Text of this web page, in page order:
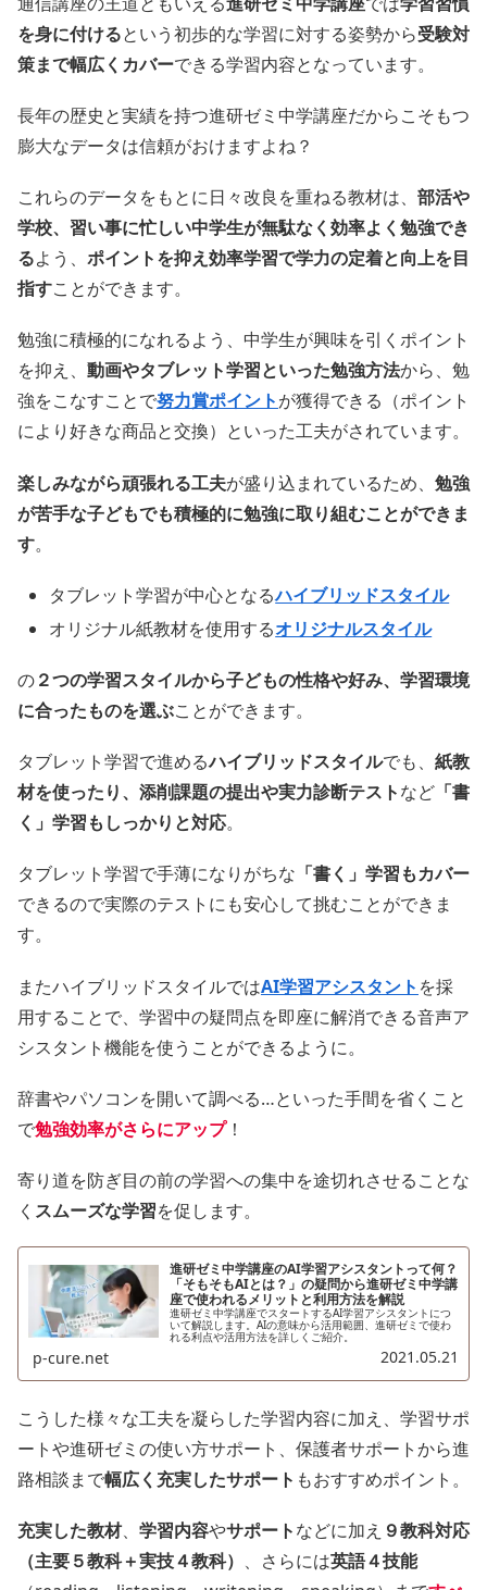
を身に付けるという初歩的な学習に対する姿勢から受験対
策まで幅広くカバーできる学習内容となっています。
長年の歴史と実績を持つ進研ゼミ中学講座だからこそもつ
膨大なデータは信頼がおけますよね？
これらのデータをもとに日々改良を重ねる教材は、 部活や
学校、習い事に忙しい中学生が無駄なく効率よく勉強でき
るよう、 ポイントを抑え効率学習で学力の定着と向上を目
指すことができます。
勉強に積極的になれるよう、中学生が興味を引くポイント
を抑え、 動画やタブレット学習といった勉強方法から、勉
強をこなすことで努力賞ポイントが獲得できる（ポイント
により好きな商品と交換）といった工夫がされています。
楽しみながら頑張れる工夫が盛り込まれているため、 勉強
が苦手な子どもでも積極的に勉強に取り組むことができま
す。
タブレット学習が中心となるハイブリッドスタイル
オリジナル紙教材を使用するオリジナルスタイル
の２つの学習スタイルから子どもの性格や好み、学習環境
に合ったものを選ぶことができます。
タブレット学習で進めるハイブリッドスタイルでも、 紙教
材を使ったり、添削課題の提出や実力診断テストなど 「書
く」学習もしっかりと対応。
タブレット学習で手薄になりがちな 「書く」学習もカバー
できるので実際のテストにも安心して挑むことができま
す。
またハイブリッドスタイルではAI学習アシスタント を採
用することで、学習中の疑問点を即座に解消できる音声ア
シスタント機能を使うことができるように。
辞書やパソコンを開いて調べる…といった手間を省くこと
で勉強効率がさらにアップ！
寄り道を防ぎ目の前の学習への集中を途切れさせることな
く スムーズな学習を促します。
進研ゼミ中学講座のAI学習アシスタントって何？
「そもそもAIとは？」の疑問から進研ゼミ中学講
座で使われるメリットと利用方法を解説
進研ゼミ中学講座でスタートするAI学習アシスタントにつ
いて解説します。AIの意味から活用範囲、進研ゼミで使わ
れる利点や活用方法を詳しくご紹介。
p-cure.net 2021.05.21
こうした様々な工夫を凝らした学習内容に加え、学習サポ
ートや進研ゼミの使い方サポート、保護者サポートから進
路相談まで幅広く充実したサポート もおすすめポイント。
充実した教材、 学習内容やサポートなどに加え ９教科対応
（主要５教科＋実技４教科） 、さらには英語４技能